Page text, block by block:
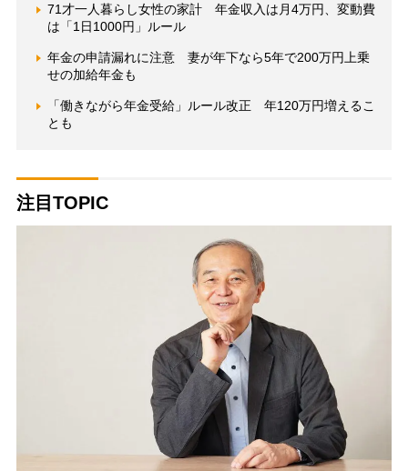
71才一人暮らし女性の家計 年金収入は月4万円、変動費
は「1日1000円」ルール
年金の申請漏れに注意 妻が年下なら5年で200万円上乗
せの加給年金も
「働きながら年金受給」ルール改正 年120万円増えるこ
とも
注目TOPIC